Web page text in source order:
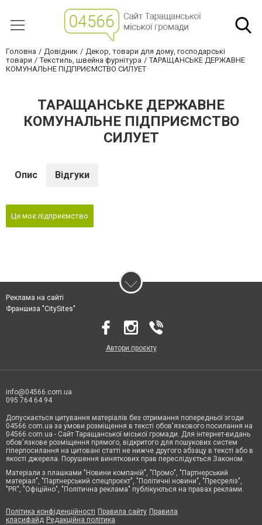
Головна Довідник
Декор, товари для дому, господарські
товари
Текстиль, швейна фурнітура
ТАРАЩАНСЬКЕ ДЕРЖАВНЕ
КОМУНАЛЬНЕ ПІДПРИЄМСТВО СИЛУЕТ
ТАРАЩАНСЬКЕ ДЕРЖАВНЕ
КОМУНАЛЬНЕ ПІДПРИЄМСТВО
СИЛУЕТ
Опис Відгуки
Це моє підприємство
Реклама на сайті
Франшиза "CitySites"
Автори проєкту
info@04566.com.ua
095 764 64 94
Допускається цитування матеріалів без отримання попередньої згоди
04566.com.ua за умови розміщення в тексті обов'язкового посилання на
04566.com.ua - Cайт Таращанської міської громади. Для інтернет-видань
обов'язкове розміщення прямого, відкритого для пошукових систем
гіперпосилання на цитовані статті не нижче другого абзацу в тексті або в
якості джерела. Порушення виняткових прав переслідується Законом.
Матеріали з плашками "Новини компаній", "Промо", "Партнерський
матеріал", "Партнерський спецпроєкт", "Політичні новини", "Пресреліз",
"PR", "Офіційно", "Політична реклама" публікуються на правах реклами.
Політика конфіденційності Правила сайту Правила
класифайд Редакційна політика